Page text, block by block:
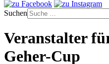
Suchen
Veranstalter
Geher-Cup